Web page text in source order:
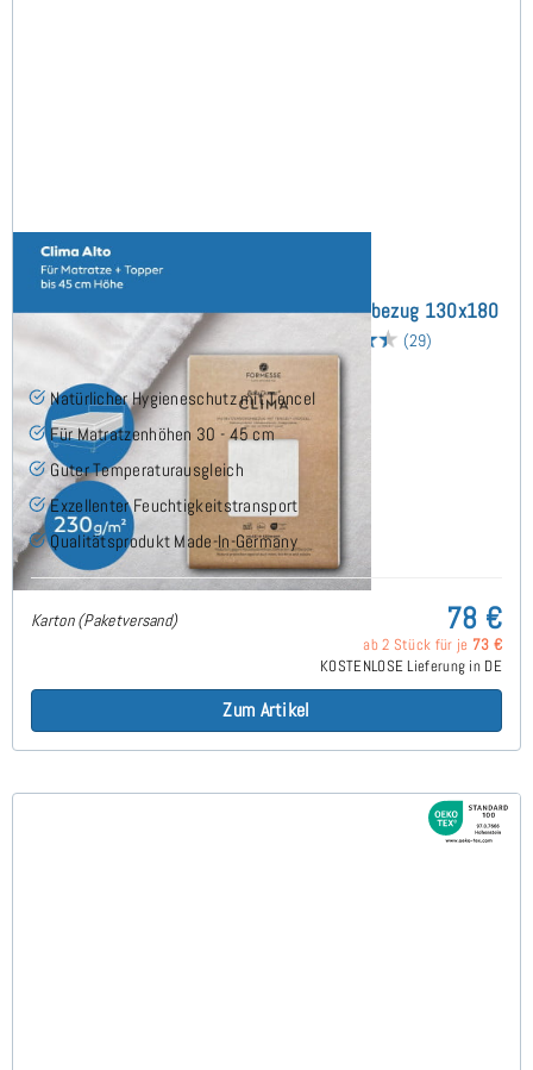
Bella Donna Clima Alto (bis 45cm) Schonbezug 130x180
cm - Sonderanfertigung
(29)
Natürlicher Hygieneschutz mit Tencel
Für Matratzenhöhen 30 - 45 cm
Guter Temperaturausgleich
Exzellenter Feuchtigkeitstransport
Qualitätsprodukt Made-In-Germany
Karton (Paketversand) 78 €
ab 2 Stück für je 73 €
KOSTENLOSE Lieferung in DE
Zum Artikel